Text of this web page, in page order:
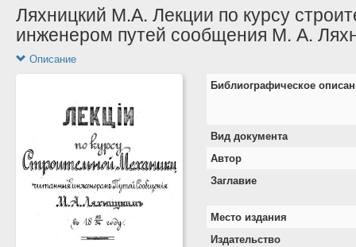
Ляхницкий М.А. Лекции по курсу
инженером путей сообщения М. А.
Описание
Библиографическое
Вид документа
Автор
Заглавие
Место издания
Издательство